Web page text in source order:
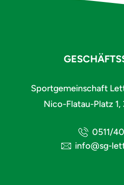
Sportgemeinschaft
Nico-Flatau-Platz 1,
0511/
info@sg-